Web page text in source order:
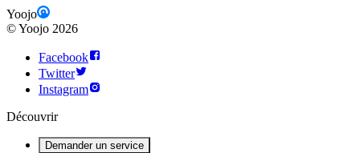
Yoojo
©Yoojo 2026
Facebook
Twitter
Instagram
Découvrir
Demander un service